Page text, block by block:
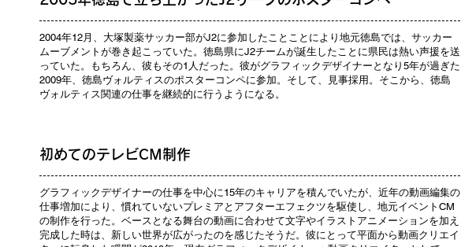
2004年12月、大塚製薬サッカー部がJ2に参加したことことにより地元徳島では、サッカー
ムーブメントが巻き起こっていた。徳島県にJ2チームが誕生したことに県民は熱い声援を送
っていた。もちろん、彼もその1人だった。彼がグラフィックデザイナーとなり5年が過ぎた
2009年、徳島ヴォルティスのポスターコンペに参加。そして、見事採用。そこから、徳島
ヴォルティス関連の仕事を継続的に行うようになる。
初めてのテレビCM制作
グラフィックデザイナーの仕事を中心に15年のキャリアを積んでいたが、近年の動画編集の
仕事増加により、慣れていないプレミアとアフターエフェクツを駆使し、地元イベントCM
の制作を行った。ベースとなる舞台の動画に合わせて文字やイラストアニメーションを加え
完成した時は、新しい世界が広がったのを感じたそうだ。彼にとって平面から動画クリエイ